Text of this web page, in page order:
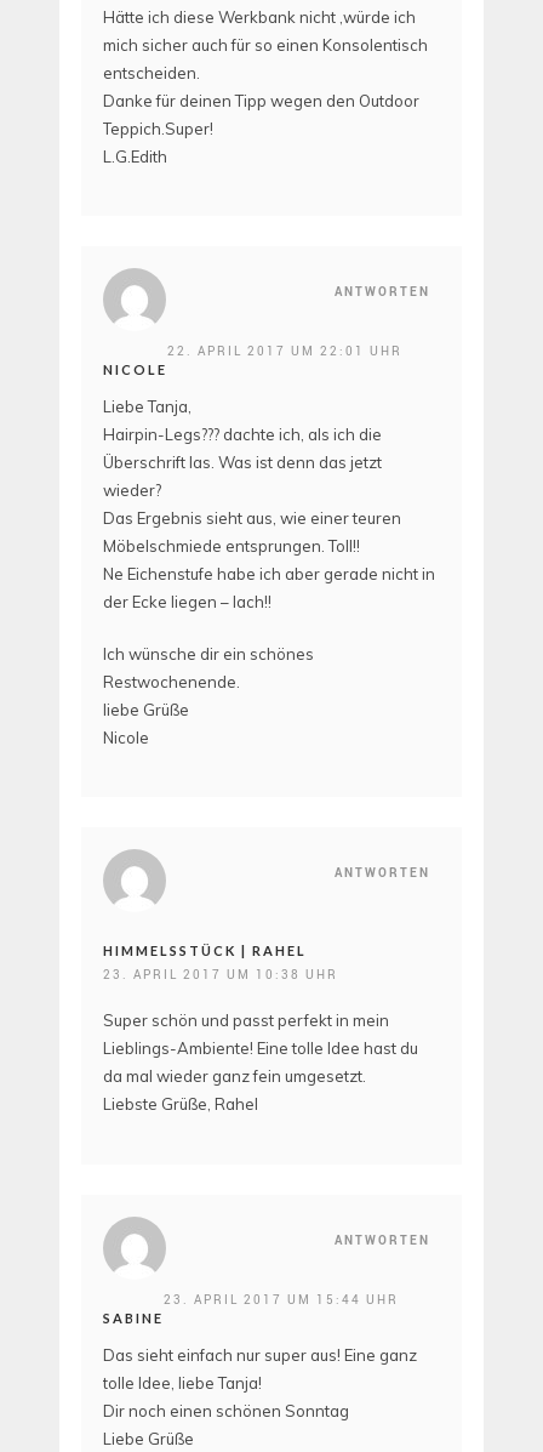
Hätte ich diese Werkbank nicht ,würde ich
mich sicher auch für so einen Konsolentisch
entscheiden.
Danke für deinen Tipp wegen den Outdoor
Teppich.Super!
L.G.Edith
ANTWORTEN
NICOLE
22. APRIL 2017 UM 22:01 UHR
Liebe Tanja,
Hairpin-Legs??? dachte ich, als ich die
Überschrift las. Was ist denn das jetzt
wieder?
Das Ergebnis sieht aus, wie einer teuren
Möbelschmiede entsprungen. Toll!!
Ne Eichenstufe habe ich aber gerade nicht in
der Ecke liegen – lach!!
Ich wünsche dir ein schönes
Restwochenende.
liebe Grüße
Nicole
ANTWORTEN
HIMMELSSTÜCK | RAHEL
23. APRIL 2017 UM 10:38 UHR
Super schön und passt perfekt in mein
Lieblings-Ambiente! Eine tolle Idee hast du
da mal wieder ganz fein umgesetzt.
Liebste Grüße, Rahel
ANTWORTEN
SABINE
23. APRIL 2017 UM 15:44 UHR
Das sieht einfach nur super aus! Eine ganz
tolle Idee, liebe Tanja!
Dir noch einen schönen Sonntag
Liebe Grüße